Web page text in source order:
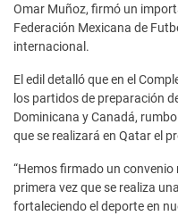
Omar Muñoz, firmó un
Federación Mexicana de
internacional.
El edil detalló que en el
los partidos de preparación
Dominicana y Canadá,
que se realizará en Qatar el
“Hemos firmado un convenio
primera vez que se realiza
fortaleciendo el deporte en